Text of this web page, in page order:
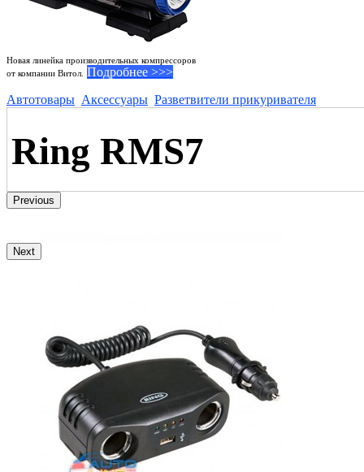
Новая линейка производительных компрессоров
от компании Витол.
Подробнее >>>
Автотовары Аксессуары Разветвители прикуривателя
Ring RMS7